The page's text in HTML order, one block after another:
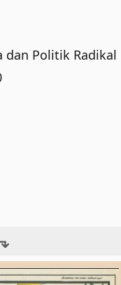
dan Politik Radikal